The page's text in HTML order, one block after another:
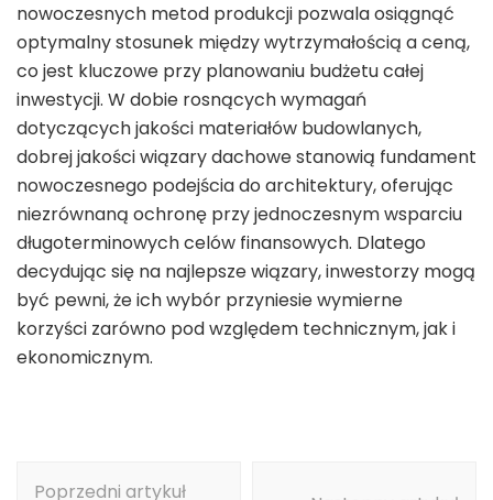
nowoczesnych metod produkcji pozwala osiągnąć
optymalny stosunek między wytrzymałością a ceną,
co jest kluczowe przy planowaniu budżetu całej
inwestycji. W dobie rosnących wymagań
dotyczących jakości materiałów budowlanych,
dobrej jakości wiązary dachowe stanowią fundament
nowoczesnego podejścia do architektury, oferując
niezrównaną ochronę przy jednoczesnym wsparciu
długoterminowych celów finansowych. Dlatego
decydując się na najlepsze wiązary, inwestorzy mogą
być pewni, że ich wybór przyniesie wymierne
korzyści zarówno pod względem technicznym, jak i
ekonomicznym.
Poprzedni artykuł